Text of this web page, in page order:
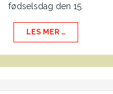
fødselsdag den 15.
LES MER …